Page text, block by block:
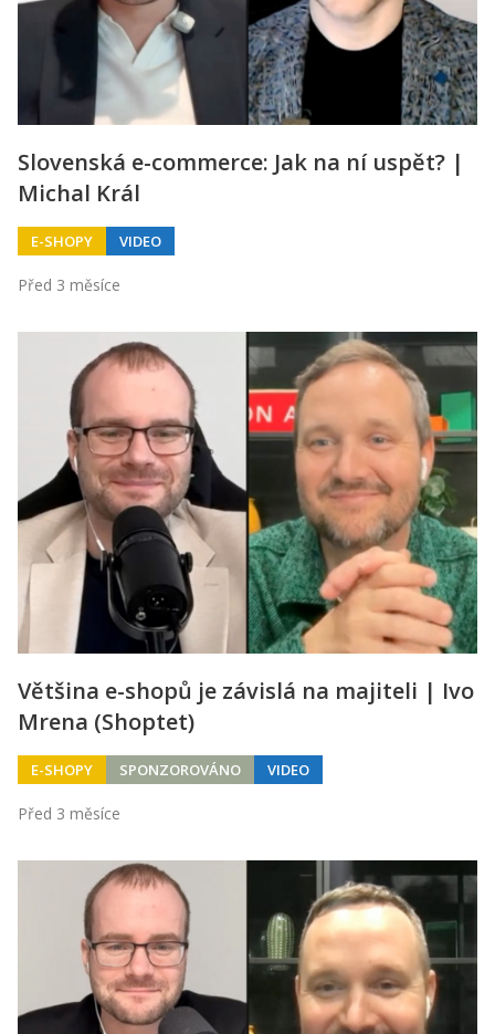
Slovenská e-commerce: Jak na ní uspět? |
Michal Král
E-SHOPY VIDEO
Před 3 měsíce
Většina e-shopů je závislá na majiteli | Ivo
Mrena (Shoptet)
E-SHOPY SPONZOROVÁNO VIDEO
Před 3 měsíce